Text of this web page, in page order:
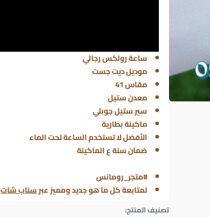
ساعة رولكس رجالي
موديل ديت جست
مقاس 41
معدن ستيل
سير ستيل جوبلي
ماكينة بطارية
الأفضل لا تستخدم الساعة تحت الماء
ضمان سنة ع الماكينة
#متجر_رومانس
لمتابعة كل ما هو جديد ومميز عبرسناب شات
تصنيف المنتج: